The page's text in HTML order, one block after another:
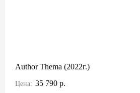
Author Thema (2022г.)
Цена: 35 790 р.